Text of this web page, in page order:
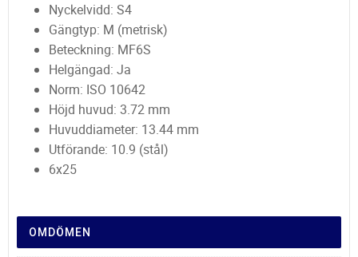
Nyckelvidd: S4
Gängtyp: M (metrisk)
Beteckning: MF6S
Helgängad: Ja
Norm: ISO 10642
Höjd huvud: 3.72 mm
Huvuddiameter: 13.44 mm
Utförande: 10.9 (stål)
6x25
OMDÖMEN